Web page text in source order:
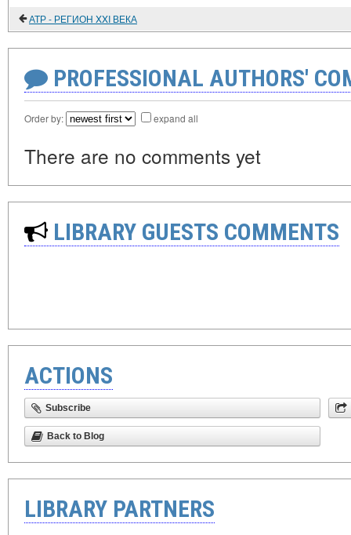
АТР - РЕГИОН XXI ВЕКА
PROFESSIONAL AUTHORS'
Order by: expand all
There are no comments yet
LIBRARY GUESTS COMMENTS
ACTIONS
Subscribe
Back to Blog
LIBRARY PARTNERS